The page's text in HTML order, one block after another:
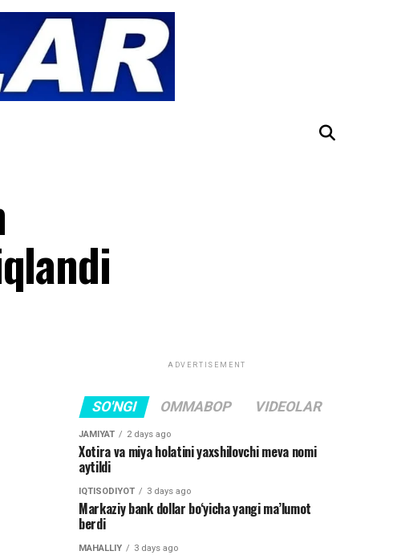
ADVERTISEMENT
SO'NGI OMMABOP VIDEOLAR
JAMIYAT 2 days ago
Xotira va miya holatini yaxshilovchi meva nomi
aytildi
IQTISODIYOT 3 days ago
Markaziy bank dollar bo‘yicha yangi ma’lumot
berdi
MAHALLIY 3 days ago